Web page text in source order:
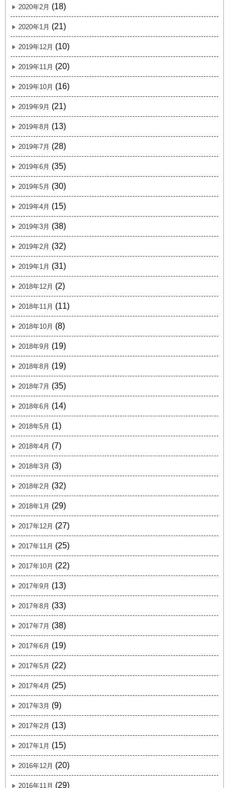
2020年2月 (18)
2020年1月 (21)
2019年12月 (10)
2019年11月 (20)
2019年10月 (16)
2019年9月 (21)
2019年8月 (13)
2019年7月 (28)
2019年6月 (35)
2019年5月 (30)
2019年4月 (15)
2019年3月 (38)
2019年2月 (32)
2019年1月 (31)
2018年12月 (2)
2018年11月 (11)
2018年10月 (8)
2018年9月 (19)
2018年8月 (19)
2018年7月 (35)
2018年6月 (14)
2018年5月 (1)
2018年4月 (7)
2018年3月 (3)
2018年2月 (32)
2018年1月 (29)
2017年12月 (27)
2017年11月 (25)
2017年10月 (22)
2017年9月 (13)
2017年8月 (33)
2017年7月 (38)
2017年6月 (19)
2017年5月 (22)
2017年4月 (25)
2017年3月 (9)
2017年2月 (13)
2017年1月 (15)
2016年12月 (20)
2016年11月 (29)